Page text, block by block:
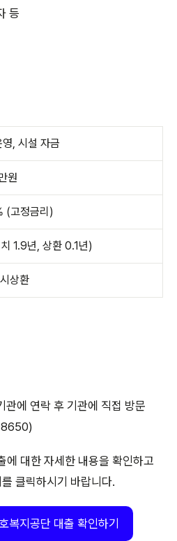
등
, 시설 자금
원
(고정금리)
1.9년, 상환 0.1년)
상환
관에 연락 후 기관에 직접 방문
에 대한 자세한 내용을 확인하고
클릭하시기 바랍니다.
복지공단 대출 확인하기